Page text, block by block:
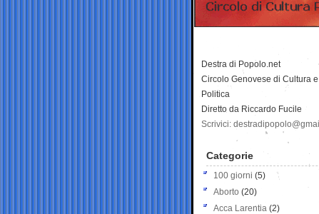
Destra di Popolo.net
Circolo Genovese di Cultura e
Politica
Diretto da Riccardo Fucile
Scrivici:
Categorie
100 giorni (5)
Aborto (20)
Acca Larentia (2)